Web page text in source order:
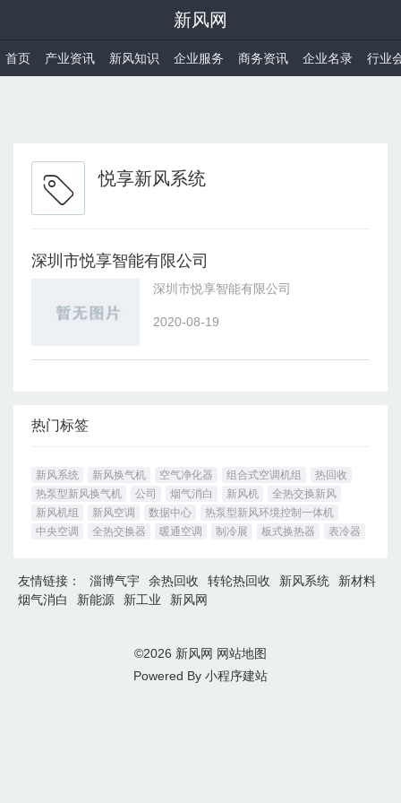
新风网
首页 产业资讯 新风知识 企业服务 商务资讯 企业名录 行业
悦享新风系统
深圳市悦享智能有限公司
深圳市悦享智能有限公司
2020-08-19
热门标签
新风系统 新风换气机 空气净化器 组合式空调机组
热回收
热泵型新风换气机
公司 烟气消白 新风机
全热交换新风
新风机组
新风空调 数据中心
热泵型新风环境控制一体机
中央空调
全热交换器 暖通空调 制冷展 板式换热器 表冷器
友情链接： 淄博气宇 余热回收 转轮热回收 新风系统
新材料
烟气消白
新能源 新工业 新风网
©2026 新风网 网站地图
Powered By 小程序建站